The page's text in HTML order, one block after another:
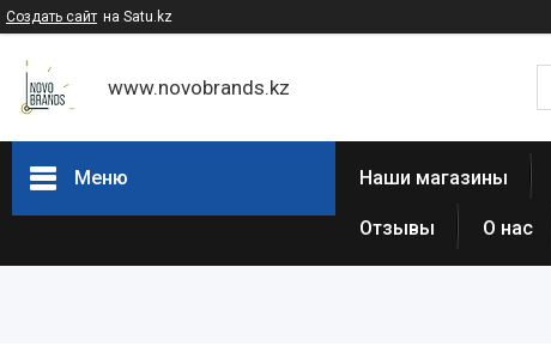
Создать сайт на Satu.kz
www.novobrands.kz
Меню Наши магазины
Отзывы О нас